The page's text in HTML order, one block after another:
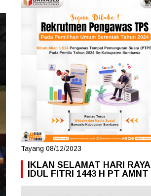
Tayang 08/12/2023
IKLAN SELAMAT HARI RAYA
IDUL FITRI 1443 H PT AMNT